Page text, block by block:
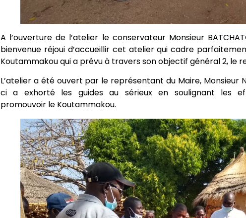
A l’ouverture de l’atelier le conservateur Monsieur
bienvenue réjoui d’accueillir cet atelier qui cadre
Koutammakou qui a prévu à travers son objectif général 2, le
L’atelier a été ouvert par le représentant du Maire, Monsieur
ci a exhorté les guides au sérieux en soulignant les
promouvoir le Koutammakou.